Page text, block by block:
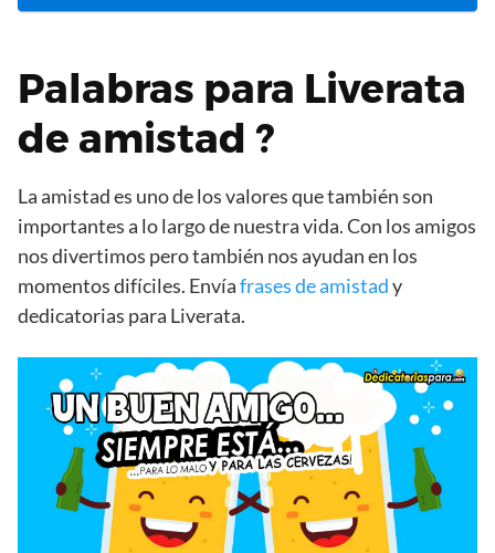
Palabras para Liverata
de amistad ?
La amistad es uno de los valores que también son
importantes a lo largo de nuestra vida. Con los amigos
nos divertimos pero también nos ayudan en los
momentos difíciles. Envíafrases de amistady
dedicatorias para Liverata.